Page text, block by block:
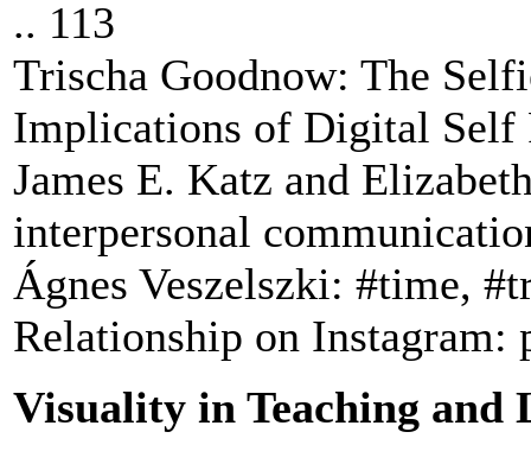
.. 113
Trischa Goodnow: The
Implications of Digital Self
James E. Katz and
interpersonal
Ágnes Veszelszki: #time,
Relationship on Instagram:
Visuality in Teaching and